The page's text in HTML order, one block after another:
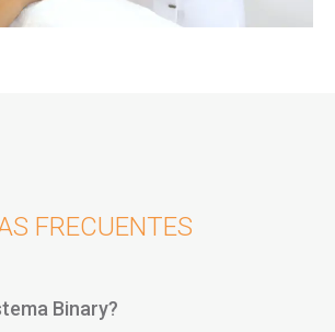
FRECUENTES
Binary?